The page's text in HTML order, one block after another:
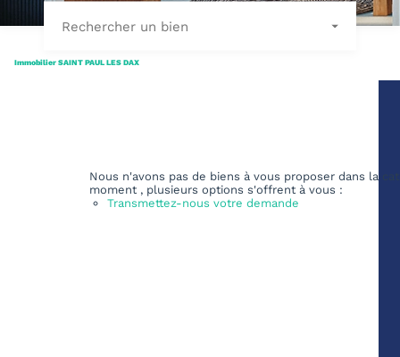
Rechercher un bien
Immobilier SAINT PAUL LES DAX
Nous n'avons pas de biens à vous proposer dans la
moment , plusieurs options s'offrent à vous :
Transmettez-nous votre demande